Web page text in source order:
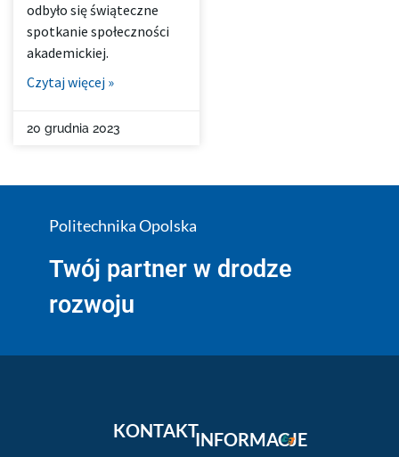
odbyło się świąteczne
spotkanie społeczności
akademickiej.
Czytaj więcej »
20 grudnia 2023
Politechnika Opolska
Twój partner w drodze
rozwoju
KONTAKTINFORMACJE